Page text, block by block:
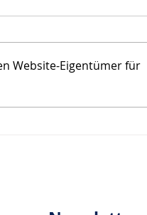
Wir
Website-Eigentümer für